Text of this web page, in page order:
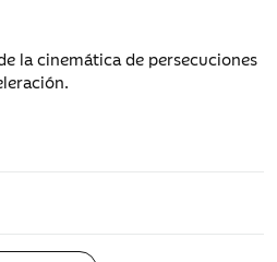
la cinemática de persecuciones